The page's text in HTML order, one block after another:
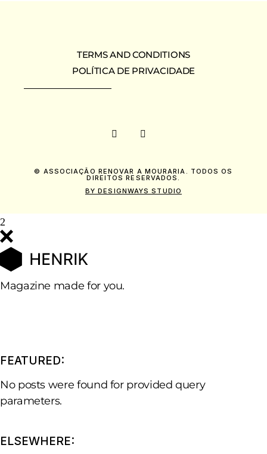
TERMS AND CONDITIONS
POLÍTICA DE PRIVACIDADE
© ASSOCIAÇÃO RENOVAR A MOURARIA. TODOS OS
DIREITOS RESERVADOS.
BY DESIGNWAYS STUDIO
Magazine made for you.
FEATURED:
No posts were found for provided query
parameters.
ELSEWHERE: